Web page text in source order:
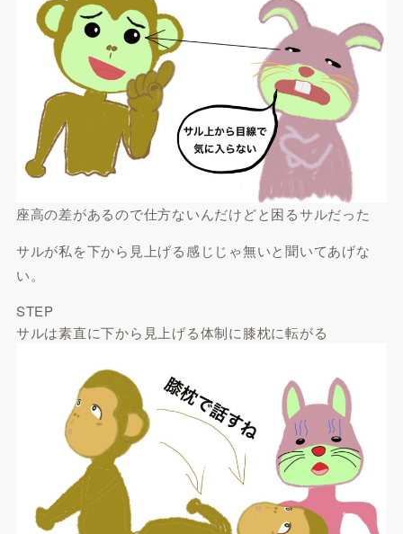
座高の差があるので仕方ないんだけどと困るサルだった
サルが私を下から見上げる感じじゃ無いと聞いてあげな
い。
STEP
サルは素直に下から見上げる体制に膝枕に転がる